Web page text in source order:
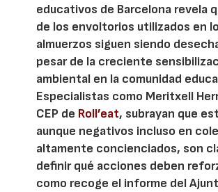
educativos de Barcelona revela
de los envoltorios utilizados en
almuerzos siguen siendo
pesar de la creciente
ambiental en la comunidad
Especialistas como Meritxell
CEP de Roll’eat, subrayan que
aunque negativos incluso en
altamente concienciados, son
definir qué acciones deben
como recoge el informe del